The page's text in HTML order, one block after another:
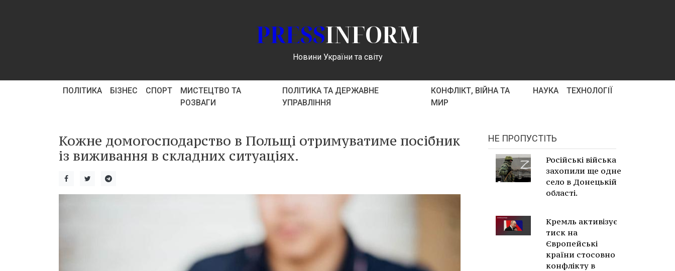
PRESSINFORM
Новини України та світу
ПОЛІТИКА БІЗНЕС СПОРТ
МИСТЕЦТВО ТА
РОЗВАГИ
ПОЛІТИКА ТА ДЕРЖАВНЕ
УПРАВЛІННЯ
КОНФЛІКТ, ВІЙНА ТА
МИР
НАУКА ТЕХНОЛОГІЇ
Кожне домогосподарство в Польщі отримуватиме посібник
із виживання в складних ситуаціях.
НЕ ПРОПУСТІТЬ
Російські війська
захопили ще одне
село в Донецькій
області.
Кремль активізує
тиск на
Європейські
країни стосовно
конфлікту в